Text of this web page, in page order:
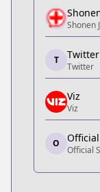
Shonen
Shonen
https://
Twitter
Twitter
https://
Viz
Viz
https://
Official
Official
Shonen
T Twitter
Twitter
Viz
Viz
O
Official